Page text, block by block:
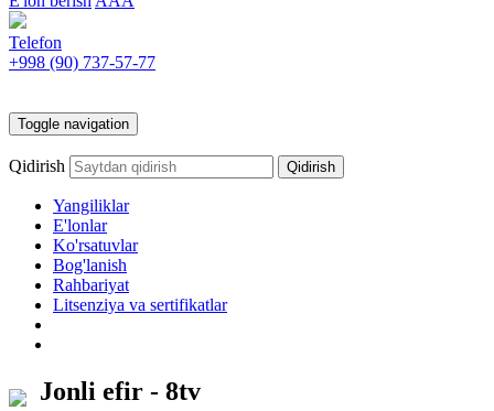
Telefon
+998 (90) 737-57-77
Toggle navigation
Qidirish
Yangiliklar
E'lonlar
Ko'rsatuvlar
Bog'lanish
Rahbariyat
Litsenziya va sertifikatlar
Jonli efir - 8tv